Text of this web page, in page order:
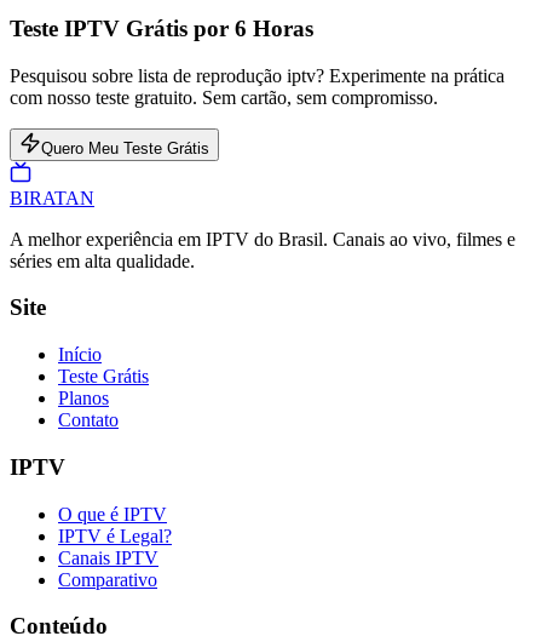
Teste IPTV Grátis por 6 Horas
Pesquisou sobre lista de reprodução iptv? Experimente na prática
com nosso teste gratuito. Sem cartão, sem compromisso.
Quero Meu Teste Grátis
BIRATAN
A melhor experiência em IPTV do Brasil. Canais ao vivo, filmes e
séries em alta qualidade.
Site
Início
Teste Grátis
Planos
Contato
IPTV
O que é IPTV
IPTV é Legal?
Canais IPTV
Comparativo
Conteúdo